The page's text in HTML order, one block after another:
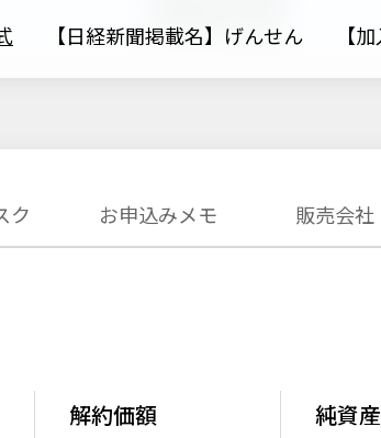
【日経新聞掲載名】げんせん 【
ク お申込みメモ 販売会社
解約価額 純資